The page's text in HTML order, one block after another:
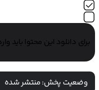
برای دانلود این محتوا باید
وضعیت پخش:منتشر شده